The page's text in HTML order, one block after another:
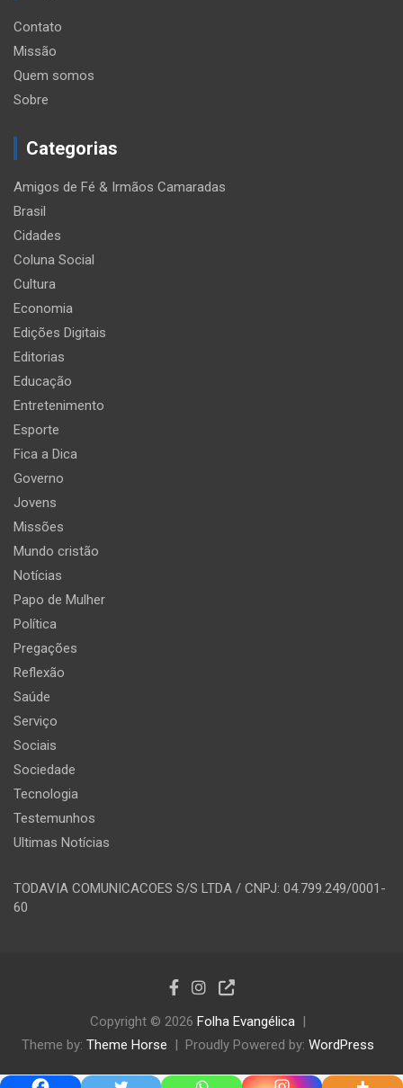
Contato
Missão
Quem somos
Sobre
Categorias
Amigos de Fé & Irmãos Camaradas
Brasil
Cidades
Coluna Social
Cultura
Economia
Edições Digitais
Editorias
Educação
Entretenimento
Esporte
Fica a Dica
Governo
Jovens
Missões
Mundo cristão
Notícias
Papo de Mulher
Política
Pregações
Reflexão
Saúde
Serviço
Sociais
Sociedade
Tecnologia
Testemunhos
Ultimas Notícias
TODAVIA COMUNICACOES S/S LTDA / CNPJ: 04.799.249/0001-
60
Copyright © 2026 Folha Evangélica
Theme by: Theme Horse Proudly Powered by: WordPress